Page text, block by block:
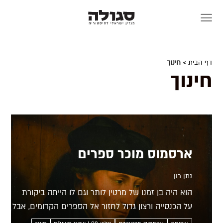
דף הבית > חינוך
חינוך
ארסמוס מוכר ספרים
נתן רון
הוא היה בן זמנו של מרטין לותר וגם לו הייתה ביקורת
על הכנסייה ורצון גדול לחזור אל הספרים הקדומים, אבל
הוא לא הקים כנסייה משלו ולא הקהיל קהילות מאמינים.